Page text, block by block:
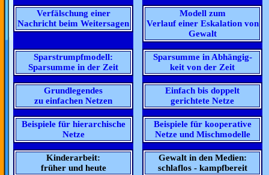
Verfälschung einer
Nachricht beim Weitersagen
Modell zum
Verlauf einer Eskalation von
Gewalt
Sparstrumpfmodell:
Sparsumme in der Zeit
Sparsumme in Abhängig-
keit von der Zeit
Grundlegendes
zu einfachen Netzen
Einfach bis doppelt
gerichtete Netze
Beispiele für hierarchische
Netze
Beispiele für kooperative
Netze und Mischmodelle
Kinderarbeit:
früher und heute
Gewalt in den Medien:
schlaflos - kampfbereit